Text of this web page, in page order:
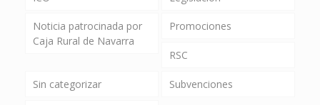
Noticia patrocinada por
Caja Rural de Navarra
Promociones
RSC
Sin categorizar Subvenciones